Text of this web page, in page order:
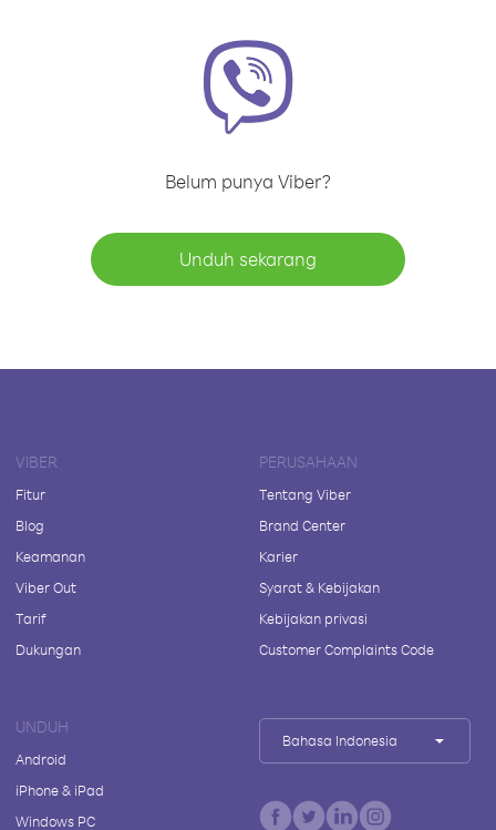
Belum punya Viber?
Unduh sekarang
VIBER
Fitur
Blog
Keamanan
Viber Out
Tarif
Dukungan
PERUSAHAAN
Tentang Viber
Brand Center
Karier
Syarat & Kebijakan
Kebijakan privasi
Customer Complaints Code
UNDUH
Android
iPhone & iPad
Windows PC
Bahasa Indonesia